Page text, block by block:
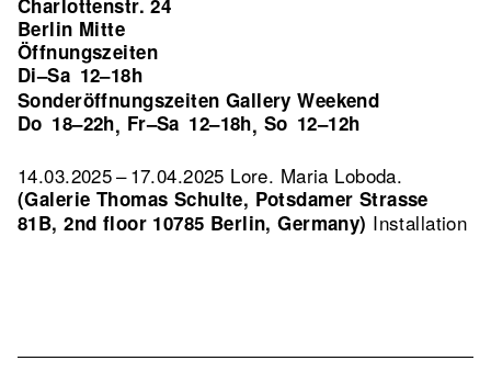
Charlottenstr. 24
Berlin Mitte
Öffnungszeiten
Di–Sa 12–18h
Sonderöffnungszeiten Gallery Weekend
Do 18–22h, Fr–Sa 12–18h, So 12–12h
14.03.2025 – 17.04.2025 Lore. Maria Loboda.
(Galerie Thomas Schulte, Potsdamer Strasse
81B, 2nd floor 10785 Berlin, Germany) Installation